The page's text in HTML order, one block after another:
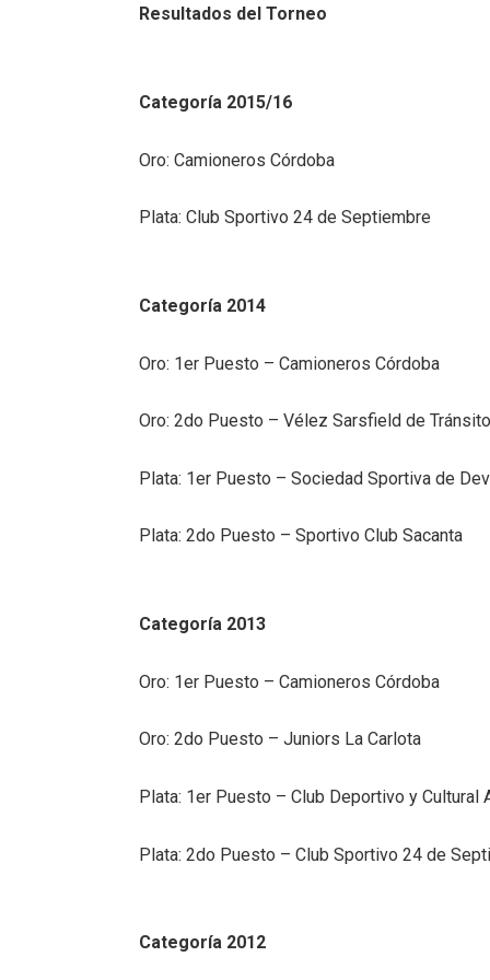
Resultados del Torneo
Categoría 2015/16
Oro: Camioneros Córdoba
Plata: Club Sportivo 24 de Septiembre
Categoría 2014
Oro: 1er Puesto – Camioneros Córdoba
Oro: 2do Puesto – Vélez Sarsfield de Tránsito
Plata: 1er Puesto – Sociedad Sportiva de
Plata: 2do Puesto – Sportivo Club Sacanta
Categoría 2013
Oro: 1er Puesto – Camioneros Córdoba
Oro: 2do Puesto – Juniors La Carlota
Plata: 1er Puesto – Club Deportivo y Cultural
Plata: 2do Puesto – Club Sportivo 24 de
Categoría 2012